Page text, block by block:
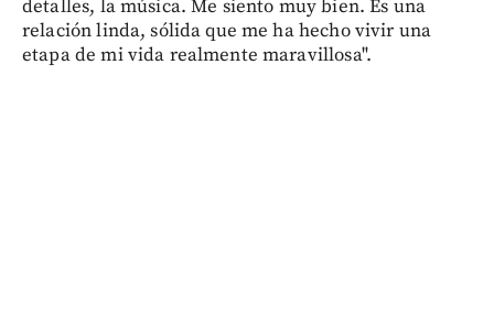
detalles, la música. Me siento muy bien. Es una
relación linda, sólida que me ha hecho vivir una
etapa de mi vida realmente maravillosa".